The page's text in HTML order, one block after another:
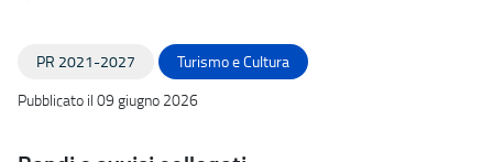
PR 2021-2027
Turismo e Cultura
Pubblicato il 09 giugno 2026